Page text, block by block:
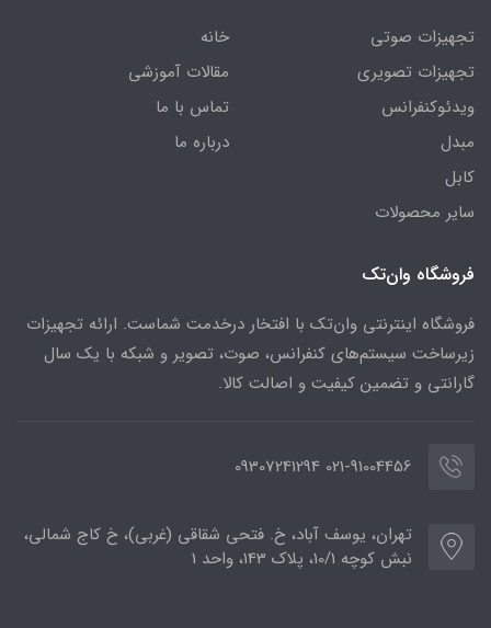
تجهیزات صوتی
تجهیزات تصویری
ویدئوکنفرانس
مبدل
کابل
سایر محصولات
خانه
مقالات آموزشی
تماس با ما
درباره ما
فروشگاه وان‌تک
فروشگاه اینترنتی وان‌تک با افتخار درخدمت شماست. ارائه تجهیزات
زیرساخت سیستم‌های کنفرانس، صوت، تصویر و شبکه با یک سال
گارانتی و تضمین کیفیت و اصالت کالا.
021-91004456 09307241294
تهران، یوسف آباد، خ. فتحی شقاقی (غربی)، خ کاج شمالی،
نبش کوچه 10/1، پلاک 143، واحد 1